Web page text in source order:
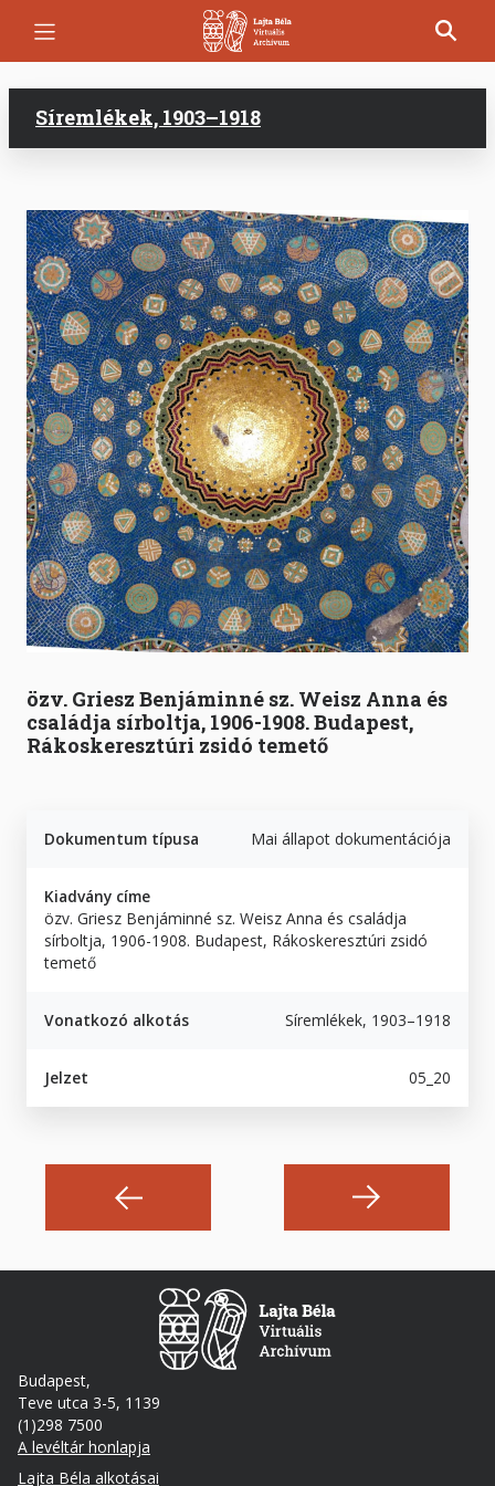
Síremlékek, 1903–1918
özv. Griesz Benjáminné sz. Weisz Anna és
családja sírboltja, 1906-1908. Budapest,
Rákoskeresztúri zsidó temető
Dokumentum típusa Mai állapot dokumentációja
Kiadvány címe
özv. Griesz Benjáminné sz. Weisz Anna és családja
sírboltja, 1906-1908. Budapest, Rákoskeresztúri zsidó
temető
Vonatkozó alkotás Síremlékek, 1903–1918
Jelzet 05_20
Budapest,
Teve utca 3-5, 1139
(1)298 7500
A levéltár honlapja
Footer
Lajta Béla alkotásai